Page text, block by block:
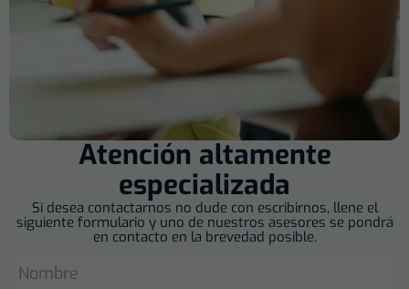
Atención altamente
especializada
Si desea contactarnos no dude con escribirnos, llene el
siguiente formulario y uno de nuestros asesores se pondrá
en contacto en la brevedad posible.